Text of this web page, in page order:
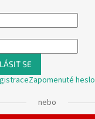
SE
Zapomenuté heslo
nebo